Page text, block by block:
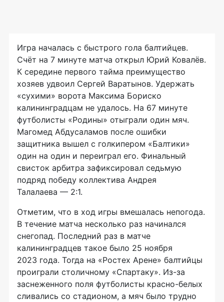
Игра началась с быстрого гола балтийцев.
Счёт на 7 минуте матча открыл Юрий Ковалёв.
К середине первого тайма преимущество
хозяев удвоил Сергей Варатынов. Удержать
«сухими» ворота Максима Бориско
калининградцам не удалось. На 67 минуте
футболисты «Родины» отыграли один мяч.
Магомед Абдусаламов после ошибки
защитника вышел с голкипером «Балтики»
один на один и переиграл его. Финальный
свисток арбитра зафиксировал седьмую
подряд победу коллектива Андрея
Талалаева — 2:1.
Отметим, что в ход игры вмешалась непогода.
В течение матча несколько раз начинался
снегопад. Последний раз в матче
калининградцев такое было 25 ноября
2023 года. Тогда на «Ростех Арене» балтийцы
проиграли столичному «Спартаку». Из-за
заснеженного поля футболисты красно-белых
сливались со стадионом, а мяч было трудно